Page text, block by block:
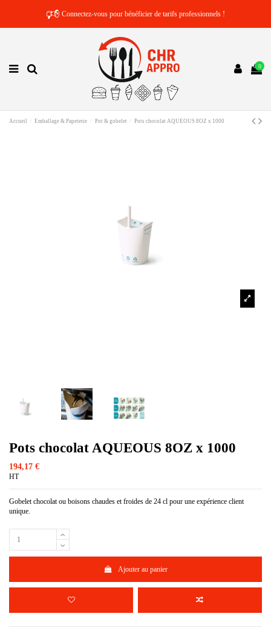
🕫 Connectez-vous pour bénéficier de tarifs professionnels !
0
Accueil Emballage & Papeterie Pot & gobelet Pots chocolat AQUEOUS 8OZ x 1000
Pots chocolat AQUEOUS 8OZ x 1000
194,17 €
HT
Gobelet chocolat ou boisons chaudes et froides de 24 cl pour une expérience client
unique.
Ajouter au panier